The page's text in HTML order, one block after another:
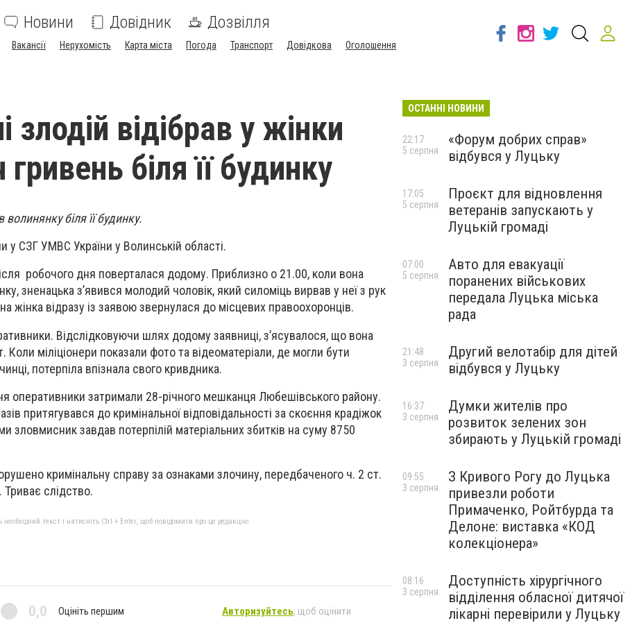
Новини Довідник Дозвілля
Вакансії Нерухомість Карта міста Погода Транспорт Довідкова Оголошення
злодій відібрав у жінки
біля її будинку
біля її будинку.
у СЗГ УМВС України у Волинській області.
робочого дня поверталася додому. Приблизно о 21.00, коли вона
зненацька з’явився молодий чоловік, який силоміць вирвав у неї з рук
жінка відразу із заявою звернулася до місцевих правоохоронців.
Відслідковуючи шлях додому заявниці, з’ясувалося, що вона
Коли міліціонери показали фото та відеоматеріали, де могли бути
потерпіла впізнала свого кривдника.
оперативники затримали 28-річного мешканця Любешівського району.
притягувався до кримінальної відповідальності за скоєння крадіжок
зловмисник завдав потерпілій матеріальних збитків на суму 8750
кримінальну справу за ознаками злочину, передбаченого ч. 2 ст.
Триває слідство.
текст і натисніть Ctrl + Enter, щоб повідомити про це редакцію
0,0 Оцініть першим Авторизуйтесь, щоб оцінити
ОСТАННІ НОВИНИ
«Форум добрих справ»
відбувся у Луцьку
22:17
5 серпня
Проєкт для відновлення
ветеранів запускають у
Луцькій громаді
17:05
5 серпня
Авто для евакуації
поранених військових
передала Луцька міська
рада
07:00
5 серпня
Другий велотабір для дітей
відбувся у Луцьку
21:48
3 серпня
Думки жителів про
розвиток зелених зон
збирають у Луцькій громаді
16:37
3 серпня
З Кривого Рогу до Луцька
привезли роботи
Примаченко, Ройтбурда та
Делоне: виставка «КОД
колекціонера»
09:55
3 серпня
Доступність хірургічного
відділення обласної дитячої
лікарні перевірили у Луцьку
08:16
3 серпня